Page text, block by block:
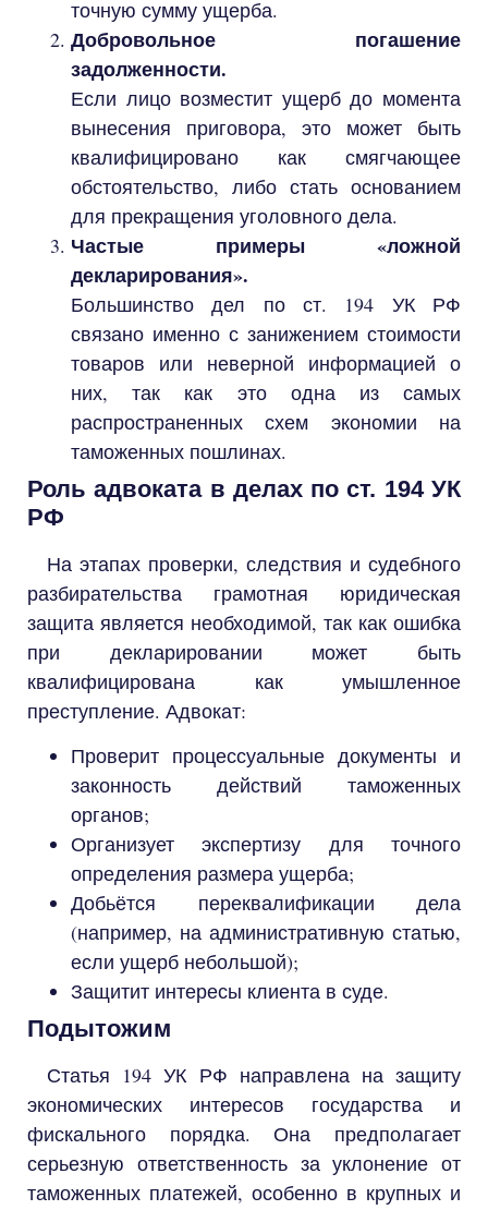
точную сумму ущерба.
Добровольное погашение
задолженности.
Если лицо возместит ущерб до момента
вынесения приговора, это может быть
квалифицировано как смягчающее
обстоятельство, либо стать основанием
для прекращения уголовного дела.
Частые примеры «ложной
декларирования».
Большинство дел по ст. 194 УК РФ
связано именно с занижением стоимости
товаров или неверной информацией о
них, так как это одна из самых
распространенных схем экономии на
таможенных пошлинах.
Роль адвоката в делах по ст. 194 УК
РФ
На этапах проверки, следствия и судебного
разбирательства грамотная юридическая
защита является необходимой, так как ошибка
при декларировании может быть
квалифицирована как умышленное
преступление. Адвокат:
Проверит процессуальные документы и
законность действий таможенных
органов;
Организует экспертизу для точного
определения размера ущерба;
Добьётся переквалификации дела
(например, на административную статью,
если ущерб небольшой);
Защитит интересы клиента в суде.
Подытожим
Статья 194 УК РФ направлена на защиту
экономических интересов государства и
фискального порядка. Она предполагает
серьезную ответственность за уклонение от
таможенных платежей, особенно в крупных и